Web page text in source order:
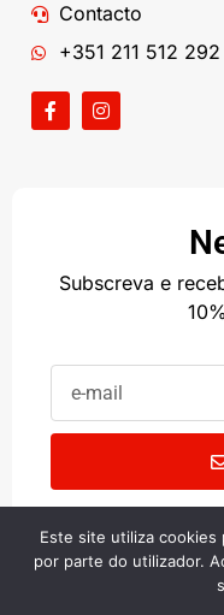
Contacto
+351 211 512 292
Subscreva e
Este site utiliza cookies
por parte do utilizador.